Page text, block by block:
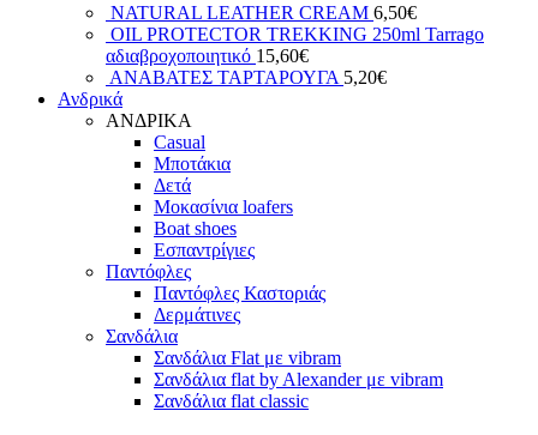
NATURAL LEATHER CREAM 6,50€
OIL PROTECTOR TREKKING 250ml Tarrago
αδιαβροχοποιητικό 15,60€
ΑΝΑΒΑΤΕΣ ΤΑΡΤΑΡΟΥΓΑ 5,20€
Ανδρικά
ΑΝΔΡΙΚΑ
Casual
Μποτάκια
Δετά
Μοκασίνια loafers
Boat shoes
Εσπαντρίγιες
Παντόφλες
Παντόφλες Καστοριάς
Δερμάτινες
Σανδάλια
Σανδάλια Flat με vibram
Σανδάλια flat by Alexander με vibram
Σανδάλια flat classic